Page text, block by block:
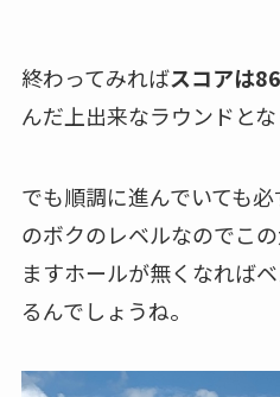
終わってみればスコアは86
んだ上出来なラウンドとな
でも順調に進んでいても
のボクのレベルなのでこ
ますホールが無くなれば
るんでしょうね。